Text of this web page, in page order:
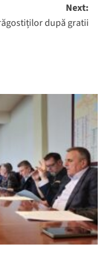
Next:
după gratii